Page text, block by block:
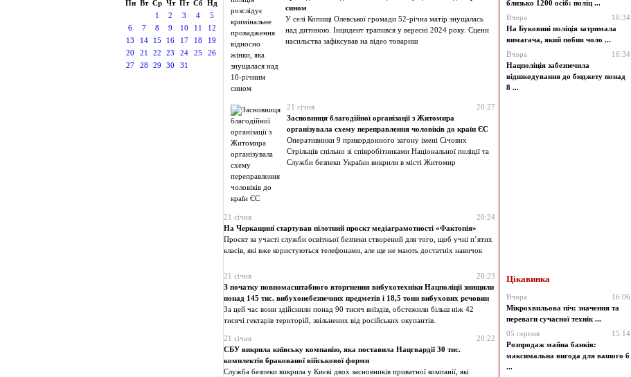
Пн Вт Ср Чт Пт Сб Нд
1
2 3 4
5
6
7 8 9 10 11
12
13
14 15 16 17 18
19
20
21 22 23 24 25
26
27
28 29 30 31
близько 1200 осіб: поліц ...
Вчора
16:34
На Буковині поліція затримала
вимагача, який побив чоло ...
Вчора
16:34
Нацполіція забезпечила
відшкодування до бюджету понад
8 ...
сином
У селі Копищі Олевської громади 52-річна матір знущалась
над дитиною. Інцидент трапився у вересні 2024 року. Сцени
насильства зафіксував на відео товариш
21 січня
20:27
Засновниця благодійної організації з Житомира
організувала схему переправлення чоловіків до країн ЄС
Оперативники 9 прикордонного загону імені Січових
Стрільців спільно зі співробітниками Національної поліції та
Служби безпеки України викрили в місті Житомир
21 січня
20:24
На Черкащині стартував пілотний проєкт медіаграмотності «Фактопія»
Проєкт за участі служби освітньої безпеки створений для того, щоб учні п’ятих
класів, які вже користуються телефонами, але ще не мають достатніх навичок
21 січня
20:23
З початку повномасштабного вторгнення вибухотехніки Нацполіції знищили
понад 145 тис. вибухонебезпечних предметів і 18,5 тонн вибухових речовин
За цей час вони здійснили понад 90 тисяч виїздів, обстежили більш ніж 42
тисячі гектарів територій, звільнених від російських окупантів.
Цікавинка
Вчора
16:06
Мікрохвильова піч: значення та
переваги сучасної технік ...
05 серпня
15:14
Розпродаж майна банків:
максимальна вигода для вашого б
...
21 січня
20:22
СБУ викрила київську компанію, яка поставила Нацгвардії 30 тис.
комплектів бракованої військової форми
Служба безпеки викрила у Києві двох засновників приватної компанії, які